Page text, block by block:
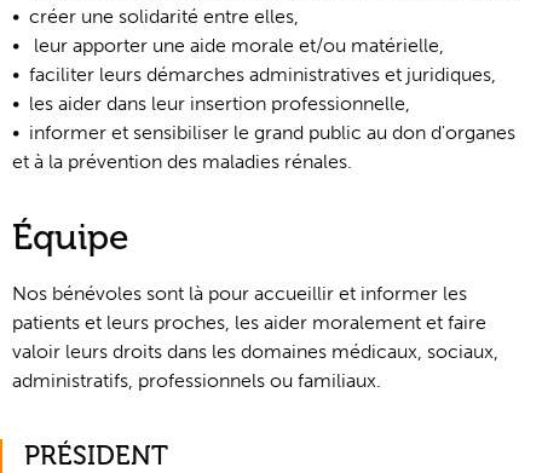
créer une solidarité entre elles,
leur apporter une aide morale et/ou matérielle,
faciliter leurs démarches administratives et juridiques,
les aider dans leur insertion professionnelle,
informer et sensibiliser le grand public au don d'organes
et à la prévention des maladies rénales.
Équipe
Nos bénévoles sont là pour accueillir et informer les
patients et leurs proches, les aider moralement et faire
valoir leurs droits dans les domaines médicaux, sociaux,
administratifs, professionnels ou familiaux.
PRÉSIDENT